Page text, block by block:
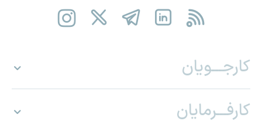
کارجـــویان
کارفـــرمایان